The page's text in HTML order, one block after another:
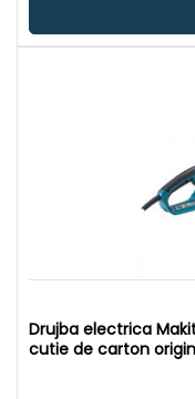
Drujba electrica
cutie de carton